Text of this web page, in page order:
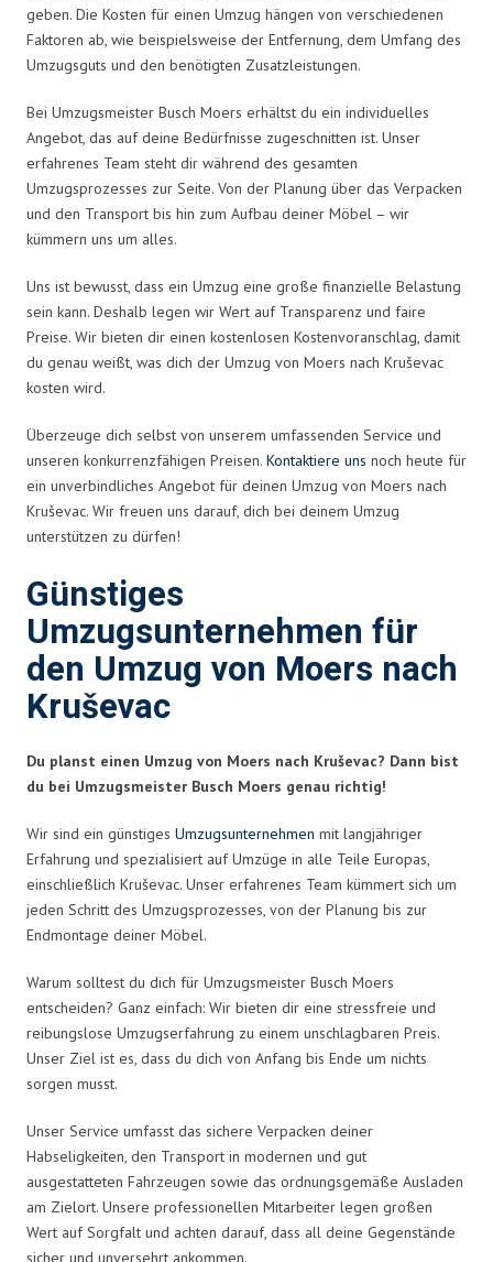
geben. Die Kosten für einen Umzug hängen von verschiedenen
Faktoren ab, wie beispielsweise der Entfernung, dem Umfang des
Umzugsguts und den benötigten Zusatzleistungen.
Bei Umzugsmeister Busch Moers erhältst du ein individuelles
Angebot, das auf deine Bedürfnisse zugeschnitten ist. Unser
erfahrenes Team steht dir während des gesamten
Umzugsprozesses zur Seite. Von der Planung über das Verpacken
und den Transport bis hin zum Aufbau deiner Möbel – wir
kümmern uns um alles.
Uns ist bewusst, dass ein Umzug eine große finanzielle Belastung
sein kann. Deshalb legen wir Wert auf Transparenz und faire
Preise. Wir bieten dir einen kostenlosen Kostenvoranschlag, damit
du genau weißt, was dich der Umzug von Moers nach Kruševac
kosten wird.
Überzeuge dich selbst von unserem umfassenden Service und
unseren konkurrenzfähigen Preisen. Kontaktiere uns noch heute für
ein unverbindliches Angebot für deinen Umzug von Moers nach
Kruševac. Wir freuen uns darauf, dich bei deinem Umzug
unterstützen zu dürfen!
Günstiges
Umzugsunternehmen für
den Umzug von Moers nach
Kruševac
Du planst einen Umzug von Moers nach Kruševac? Dann bist
du bei Umzugsmeister Busch Moers genau richtig!
Wir sind ein günstiges Umzugsunternehmen mit langjähriger
Erfahrung und spezialisiert auf Umzüge in alle Teile Europas,
einschließlich Kruševac. Unser erfahrenes Team kümmert sich um
jeden Schritt des Umzugsprozesses, von der Planung bis zur
Endmontage deiner Möbel.
Warum solltest du dich für Umzugsmeister Busch Moers
entscheiden? Ganz einfach: Wir bieten dir eine stressfreie und
reibungslose Umzugserfahrung zu einem unschlagbaren Preis.
Unser Ziel ist es, dass du dich von Anfang bis Ende um nichts
sorgen musst.
Unser Service umfasst das sichere Verpacken deiner
Habseligkeiten, den Transport in modernen und gut
ausgestatteten Fahrzeugen sowie das ordnungsgemäße Ausladen
am Zielort. Unsere professionellen Mitarbeiter legen großen
Wert auf Sorgfalt und achten darauf, dass all deine Gegenstände
sicher und unversehrt ankommen.